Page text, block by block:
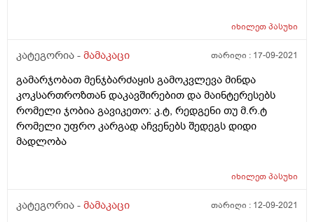
იხილეთპასუხი
კატეგორია - მამაკაცი თარიღი : 17-09-2021
გამარჯობათ მენჯბარძაყის გამოკვლევა მინდა
კოკსართროზთან დაკავშირებით და მაინტერესებს
რომელი ჯობია გავიკეთო: კ.ტ, რედგენი თუ მ.რ.ტ
რომელი უფრო კარგად აჩვენებს შედეგს დიდი
მადლობა
იხილეთპასუხი
კატეგორია - მამაკაცი თარიღი : 12-09-2021